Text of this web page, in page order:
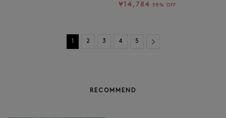
¥14,784
58% OFF
1 2 3 4 5 Next
RECOMMEND